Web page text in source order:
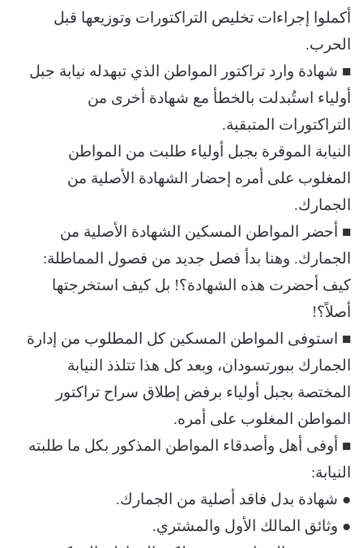
أكملوا إجراءات تخليص التراكتورات وتوزيعها قبل
الحرب.
■ شهادة وارد تراكتور المواطن الذي تبهدله نيابة جبل
أولياء استُبدلت بالخطأ مع شهادة أخرى من
التراكتورات المتبقية.
النيابة الموقرة بجبل أولياء طلبت من المواطن
المغلوب على أمره إحضار الشهادة الأصلية من
الجمارك.
■ أحضر المواطن المسكين الشهادة الأصلية من
الجمارك. وهنا بدأ فصل جديد من فصول المماطلة:
كيف أحضرت هذه الشهادة؟! بل كيف استخرجتها
أصلاً؟!
■ استوفى المواطن المسكين كل المطلوب من إدارة
الجمارك ببورتسودان، وبعد كل هذا تتلذذ النيابة
المختصة بجبل أولياء برفض إطلاق سراح تراكتور
المواطن المغلوب على أمره.
■ أوفى أهل وأصدقاء المواطن المذكور بكل ما طلبته
النيابة:
● شهادة بدل فاقد أصلية من الجمارك.
● وثائق المالك الأول والمشتري.